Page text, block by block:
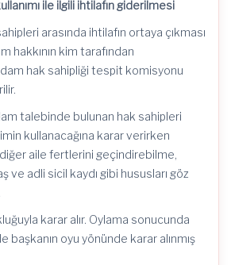
ile ilgili ihtilafın giderilmesi
arasında ihtilafın ortaya çıkması
hakkının kim tarafından
hak sahipliği tespit komisyonu
talebinde bulunan hak sahipleri
kullanacağına karar verirken
diğer aile fertlerini geçindirebilme,
ve adli sicil kaydı gibi hususları göz
karar alır. Oylama sonucunda
başkanın oyu yönünde karar alınmış